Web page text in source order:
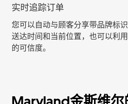
实时追踪订单
您可以自动与顾客分享带品牌标
送达时间和当前位置，也可以利
的可信度。